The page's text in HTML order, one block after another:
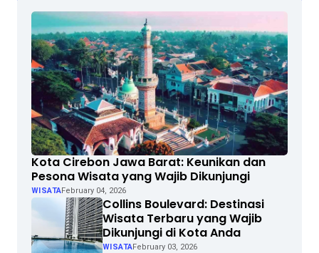
Kota Cirebon Jawa Barat: Keunikan dan
Pesona Wisata yang Wajib Dikunjungi
WISATAFebruary 04, 2026
Collins Boulevard: Destinasi
Wisata Terbaru yang Wajib
Dikunjungi di Kota Anda
WISATAFebruary 03, 2026